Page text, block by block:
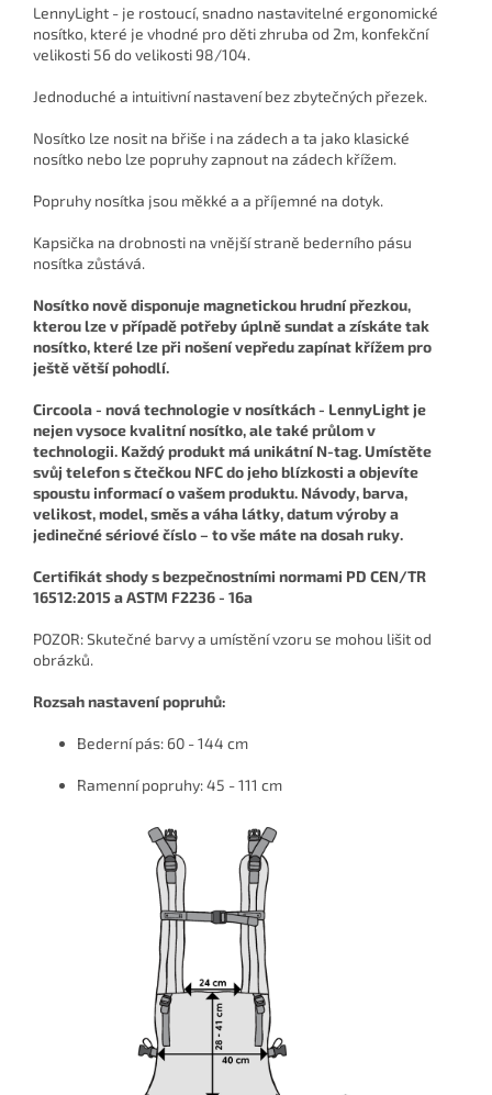
LennyLight - je rostoucí, snadno nastavitelné ergonomické
nosítko, které je vhodné pro děti zhruba od 2m, konfekční
velikosti 56 do velikosti 98/104.
Jednoduché a intuitivní nastavení bez zbytečných přezek.
Nosítko lze nosit na břiše i na zádech a ta jako klasické
nosítko nebo lze popruhy zapnout na zádech křížem.
Popruhy nosítka jsou měkké a a příjemné na dotyk.
Kapsička na drobnosti na vnější straně bederního pásu
nosítka zůstává.
Nosítko nově disponuje magnetickou hrudní přezkou,
kterou lze v případě potřeby úplně sundat a získáte tak
nosítko, které lze při nošení vepředu zapínat křížem pro
ještě větší pohodlí.
Circoola - nová technologie v nosítkách - LennyLight je
nejen vysoce kvalitní nosítko, ale také průlom v
technologii. Každý produkt má unikátní N-tag. Umístěte
svůj telefon s čtečkou NFC do jeho blízkosti a objevíte
spoustu informací o vašem produktu. Návody, barva,
velikost, model, směs a váha látky, datum výroby a
jedinečné sériové číslo – to vše máte na dosah ruky.
Certifikát shody s bezpečnostními normami PD CEN/TR
16512:2015 a ASTM F2236 - 16a
POZOR: Skutečné barvy a umístění vzoru se mohou lišit od
obrázků.
Rozsah nastavení popruhů:
Bederní pás: 60 - 144 cm
Ramenní popruhy: 45 - 111 cm